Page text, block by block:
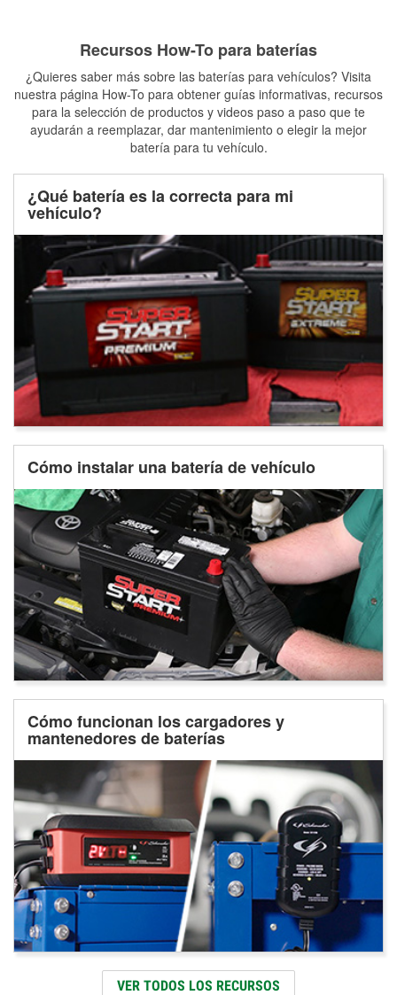
Recursos How-To para baterías
¿Quieres saber más sobre las baterías para vehículos? Visita
nuestra página How-To para obtener guías informativas, recursos
para la selección de productos y videos paso a paso que te
ayudarán a reemplazar, dar mantenimiento o elegir la mejor
batería para tu vehículo.
¿Qué batería es la correcta para mi
vehículo?
Cómo instalar una batería de vehículo
Cómo funcionan los cargadores y
mantenedores de baterías
VER TODOS LOS RECURSOS